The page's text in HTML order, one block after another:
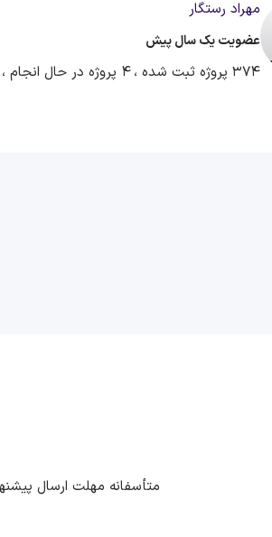
مهراد رستگار
عضویت یک سال پیش
374 پروژه ثبت شده ، 4 پروژه در حال انجام ،
متأسفانه مهلت ارسال